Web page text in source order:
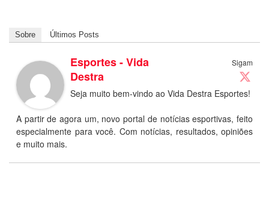
Sobre Últimos Posts
Sigam
Esportes - Vida
Destra
Seja muito bem-vindo ao Vida Destra Esportes!
A partir de agora um, novo portal de notícias esportivas, feito
especialmente para você. Com notícias, resultados, opiniões
e muito mais.